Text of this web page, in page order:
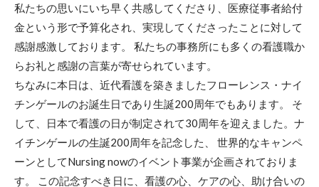
私たちの思いにいち早く共感してくださり、医療従事者給付
金という形で予算化され、実現してくださったことに対して
感謝感激しております。 私たちの事務所にも多くの看護職か
らお礼と感謝の言葉が寄せられています。
ちなみに本日は、近代看護を築きましたフローレンス・ナイ
チンゲールのお誕生日であり生誕200周年でもあります。 そ
して、日本で看護の日が制定されて30周年を迎えました。ナ
イチンゲールの生誕200周年を記念した、 世界的なキャンペ
ーンとしてNursing nowのイベント事業が企画されておりま
す。 この記念すべき日に、看護の心、ケアの心、助け合いの